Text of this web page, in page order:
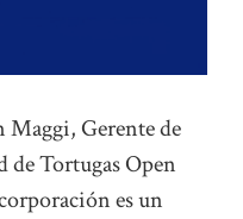
Maggi, Gerente de
Tortugas Open
es un